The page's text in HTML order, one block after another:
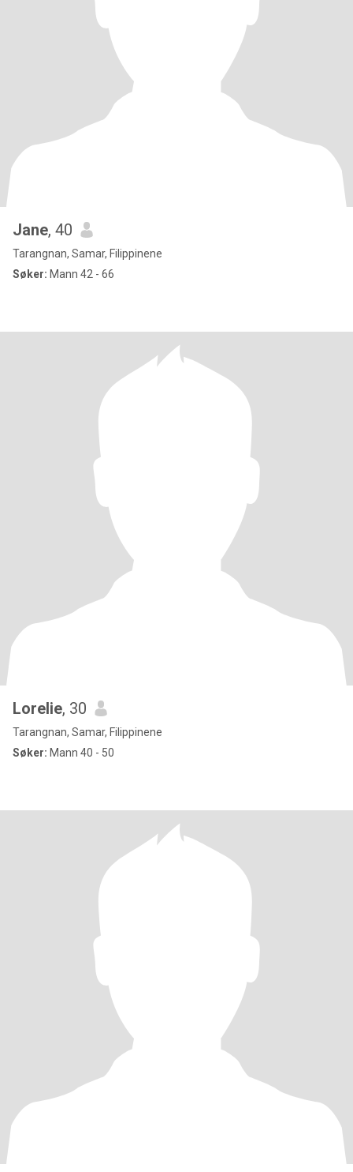
Jane, 40
Tarangnan, Samar, Filippinene
Søker: Mann 42 - 66
Lorelie, 30
Tarangnan, Samar, Filippinene
Søker: Mann 40 - 50